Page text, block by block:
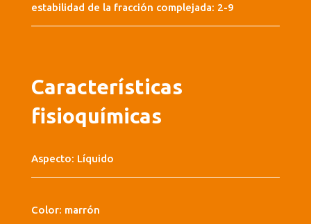
estabilidad de la fracción complejada: 2-9
Características
fisioquímicas
Aspecto: Líquido
Color: marrón